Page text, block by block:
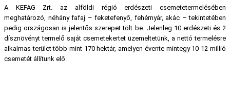
A KEFAG Zrt. az alföldi régió erdészeti csemetetermelésében
meghatározó, néhány fafaj – feketefenyő, fehérnyár, akác – tekintetében
pedig országosan is jelentős szerepet tölt be. Jelenleg 10 erdészeti és 2
dísznövényt termelő saját csemetekertet üzemeltetünk, a nettó termelésre
alkalmas terület több mint 170 hektár, amelyen évente mintegy 10-12 millió
csemetét állítunk elő.